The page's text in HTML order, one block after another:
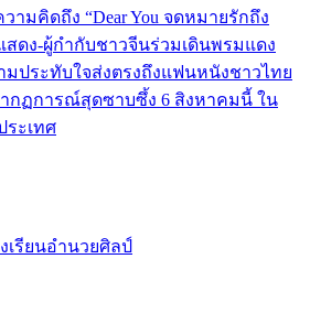
ามคิดถึง “Dear You จดหมายรักถึง
ดง-ผู้กำกับชาวจีนร่วมเดินพรมแดง
มประทับใจส่งตรงถึงแฟนหนังชาวไทย
กฏการณ์สุดซาบซึ้ง 6 สิงหาคมนี้ ใน
ระเทศ
เรียนอำนวยศิลป์